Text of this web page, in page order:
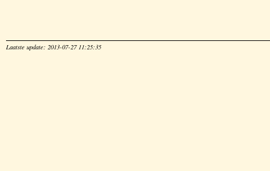
Laatste update: 2013-07-27 11:25:35